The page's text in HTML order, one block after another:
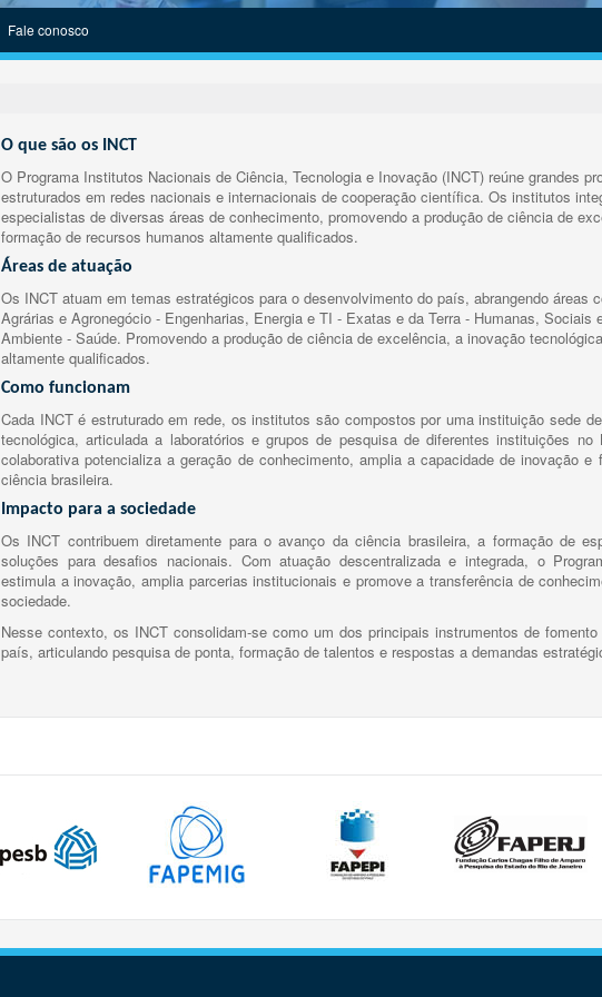
Fale conosco
O que são os INCT
O Programa Institutos Nacionais de Ciência, Tecnologia e Inovação (INCT) reúne grandes
estruturados em redes nacionais e internacionais de cooperação científica. Os institutos
especialistas de diversas áreas de conhecimento, promovendo a produção de ciência de
formação de recursos humanos altamente qualificados.
Áreas de atuação
Os INCT atuam em temas estratégicos para o desenvolvimento do país, abrangendo áreas
Agrárias e Agronegócio - Engenharias, Energia e TI - Exatas e da Terra - Humanas, Sociais
Ambiente - Saúde. Promovendo a produção de ciência de excelência, a inovação
altamente qualificados.
Como funcionam
Cada INCT é estruturado em rede, os institutos são compostos por uma instituição sede
tecnológica, articulada a laboratórios e grupos de pesquisa de diferentes instituições
colaborativa potencializa a geração de conhecimento, amplia a capacidade de inovação e
ciência brasileira.
Impacto para a sociedade
Os INCT contribuem diretamente para o avanço da ciência brasileira, a formação de
soluções para desafios nacionais. Com atuação descentralizada e integrada, o
estimula a inovação, amplia parcerias institucionais e promove a transferência de
sociedade.
Nesse contexto, os INCT consolidam-se como um dos principais instrumentos de
país, articulando pesquisa de ponta, formação de talentos e respostas a demandas